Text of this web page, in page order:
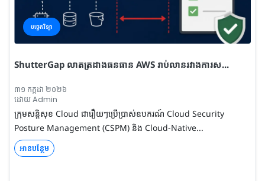
បច្ចេកវិទ្យា
ShutterGap លាតត្រដាងធនធាន AWS រាប់លានរវាងការស...
៣១ កក្កដា ២០២៦
ដោយ Admin
ក្រុមសន្តិសុខ Cloud ជារឿយៗប្រើប្រាស់ឧបករណ៍ Cloud Security
Posture Management (CSPM) និង Cloud-Native...
អានបន្ថែម